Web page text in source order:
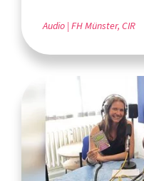
Audio FH Münster, CIR